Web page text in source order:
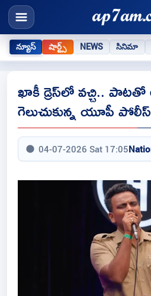
న్యూస్ షార్ట్స్ NEWS సినిమా
ఖాకీ డ్రెస్‌లో వచ్చి.. పాటతో
గెలుచుకున్న యూపీ
04-07-2026 Sat 17:05